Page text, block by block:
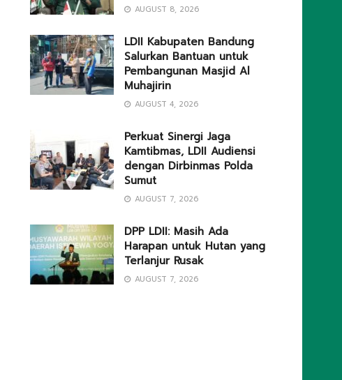
AUGUST 8, 2026
LDII Kabupaten Bandung
Salurkan Bantuan untuk
Pembangunan Masjid Al
Muhajirin
AUGUST 4, 2026
Perkuat Sinergi Jaga
Kamtibmas, LDII Audiensi
dengan Dirbinmas Polda
Sumut
AUGUST 7, 2026
DPP LDII: Masih Ada
Harapan untuk Hutan yang
Terlanjur Rusak
AUGUST 7, 2026